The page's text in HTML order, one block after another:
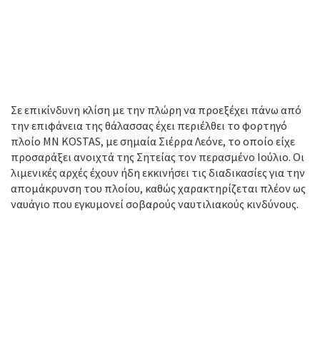
Σε επικίνδυνη κλίση με την πλώρη να προεξέχει πάνω από
την επιφάνεια της θάλασσας έχει περιέλθει το φορτηγό
πλοίο MN KOSTAS, με σημαία Σιέρρα Λεόνε, το οποίο είχε
προσαράξει ανοιχτά της Σητείας τον περασμένο Ιούλιο. Οι
λιμενικές αρχές έχουν ήδη εκκινήσει τις διαδικασίες για την
απομάκρυνση του πλοίου, καθώς χαρακτηρίζεται πλέον ως
ναυάγιο που εγκυμονεί σοβαρούς ναυτιλιακούς κινδύνους.